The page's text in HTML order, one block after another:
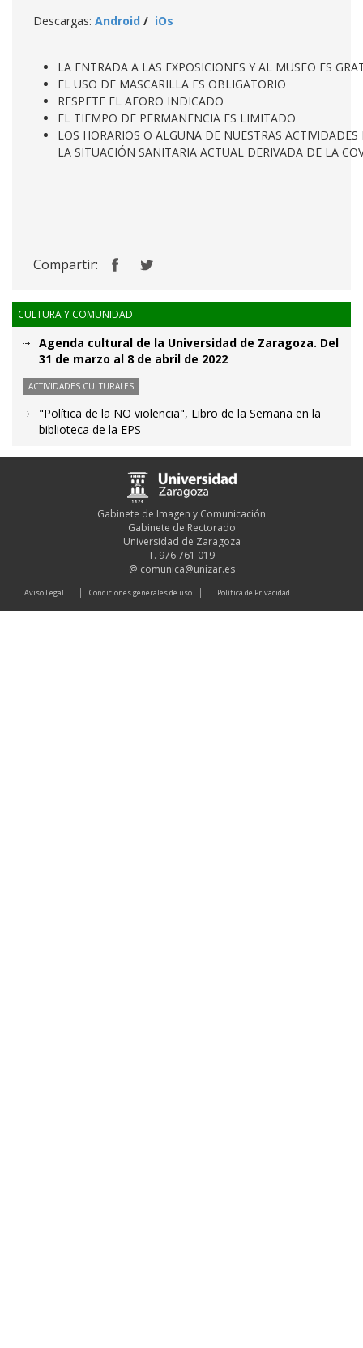
Descargas: Android / iOs
LA ENTRADA A LAS EXPOSICIONES Y AL MUSEO ES
EL USO DE MASCARILLA ES OBLIGATORIO
RESPETE EL AFORO INDICADO
EL TIEMPO DE PERMANENCIA ES LIMITADO
LOS HORARIOS O ALGUNA DE NUESTRAS
LA SITUACIÓN SANITARIA ACTUAL DERIVADA DE LA
Compartir:
CULTURA Y COMUNIDAD
Agenda cultural de la Universidad de Zaragoza. Del
31 de marzo al 8 de abril de 2022
ACTIVIDADES CULTURALES
"Política de la NO violencia", Libro de la Semana en la
biblioteca de la EPS
Gabinete de Imagen y Comunicación
Gabinete de Rectorado
Universidad de Zaragoza
T. 976 761 019
@ comunica@unizar.es
Aviso Legal Condiciones generales de uso Política de Privacidad